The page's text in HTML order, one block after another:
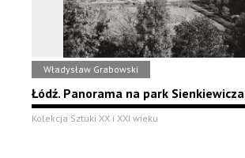
Władysław Grabowski
Łódź. Panorama na park Sienkiewicza
Kolekcja Sztuki XX i XXI wieku